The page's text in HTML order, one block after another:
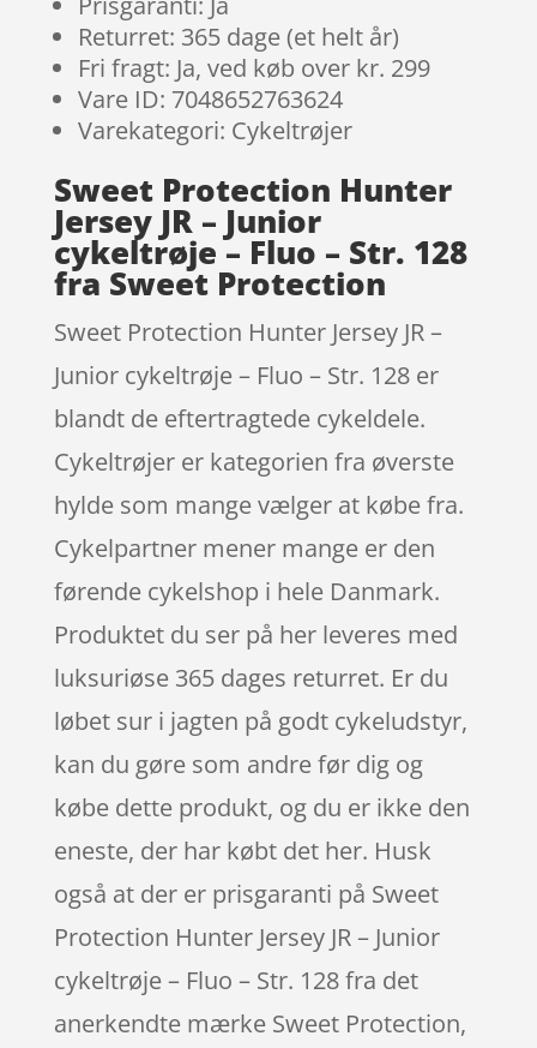
Returret: 365 dage (et helt år)
Fri fragt: Ja, ved køb over kr. 299
Vare ID: 7048652763624
Varekategori: Cykeltrøjer
Sweet Protection Hunter
Jersey JR – Junior
cykeltrøje – Fluo – Str. 128
fra Sweet Protection
Sweet Protection Hunter Jersey JR –
Junior cykeltrøje – Fluo – Str. 128 er
blandt de eftertragtede cykeldele.
Cykeltrøjer er kategorien fra øverste
hylde som mange vælger at købe fra.
Cykelpartner mener mange er den
førende cykelshop i hele Danmark.
Produktet du ser på her leveres med
luksuriøse 365 dages returret. Er du
løbet sur i jagten på godt cykeludstyr,
kan du gøre som andre før dig og
købe dette produkt, og du er ikke den
eneste, der har købt det her. Husk
også at der er prisgaranti på Sweet
Protection Hunter Jersey JR – Junior
cykeltrøje – Fluo – Str. 128 fra det
anerkendte mærke Sweet Protection,